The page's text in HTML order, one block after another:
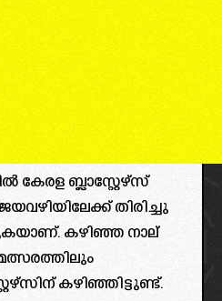
കേരള ബ്ലാസ്റ്റേഴ്‌സ്
തിരിച്ചു
കഴിഞ്ഞ നാല്
കഴിഞ്ഞിട്ടുണ്ട്.